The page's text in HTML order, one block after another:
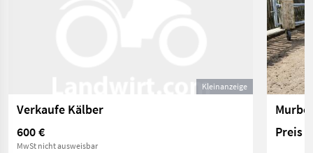
Kleinanzeige
Verkaufe Kälber
600 €
MwSt nicht ausweisbar
Preis